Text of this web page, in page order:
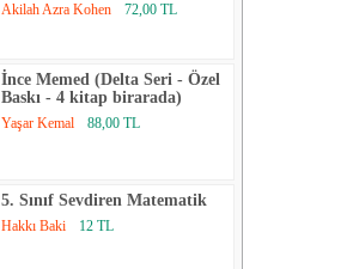
Akilah Azra Kohen 72,00 TL
İnce Memed (Delta Seri - Özel
Baskı - 4 kitap birarada)
Yaşar Kemal 88,00 TL
5. Sınıf Sevdiren Matematik
Hakkı Baki 12 TL